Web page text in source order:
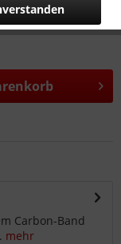
Carbon-Band
mehr